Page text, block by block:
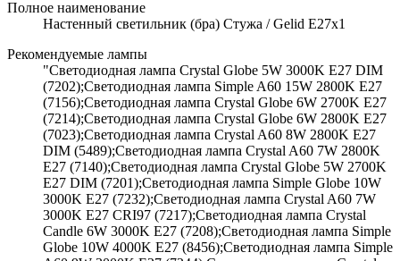
Полное наименование
Настенный светильник (бра) Стужа / Gelid E27х1
Рекомендуемые лампы
"Светодиодная лампа Crystal Globe 5W 3000K E27 DIM
(7202);Светодиодная лампа Simple A60 15W 2800K E27
(7156);Светодиодная лампа Crystal Globe 6W 2700K E27
(7214);Светодиодная лампа Crystal Globe 6W 2800K E27
(7023);Светодиодная лампа Crystal A60 8W 2800K E27
DIM (5489);Светодиодная лампа Crystal A60 7W 2800K
E27 (7140);Светодиодная лампа Crystal Globe 5W 2700K
E27 DIM (7201);Светодиодная лампа Simple Globe 10W
3000K E27 (7232);Светодиодная лампа Crystal A60 7W
3000K E27 CRI97 (7217);Светодиодная лампа Crystal
Candle 6W 3000K E27 (7208);Светодиодная лампа Simple
Globe 10W 4000K E27 (8456);Светодиодная лампа Simple